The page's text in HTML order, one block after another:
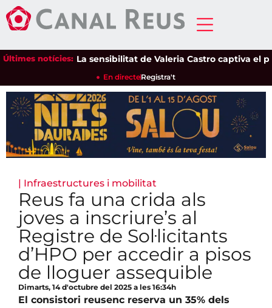
Últimes notícies:La sensibilitat de Valeria Castro captiva el
En directeRegistra't
| Infraestructures i mobilitat
Reus fa una crida als
joves a inscriure’s al
Registre de Sol·licitants
d’HPO per accedir a pisos
de lloguer assequible
Dimarts, 14 d'octubre del 2025 a les 16:34h
El consistori reusenc reserva un 35% dels